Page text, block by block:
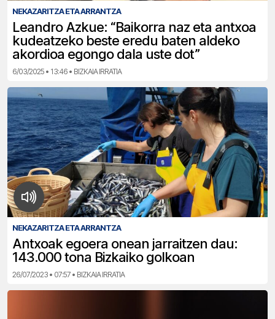
NEKAZARITZA ETA ARRANTZA
Leandro Azkue: “Baikorra naz eta antxoa
kudeatzeko beste eredu baten aldeko
akordioa egongo dala uste dot”
6/03/2025 • 13:46 • BIZKAIA IRRATIA
NEKAZARITZA ETA ARRANTZA
Antxoak egoera onean jarraitzen dau:
143.000 tona Bizkaiko golkoan
26/07/2023 • 07:57 • BIZKAIA IRRATIA